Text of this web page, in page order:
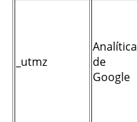
_utmz
Analítica
de
Google